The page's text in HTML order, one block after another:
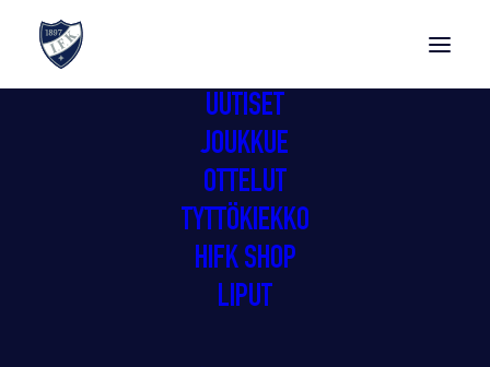
UUTISET
JOUKKUE
OTTELUT
TYTTÖKIEKKO
HIFK SHOP
LIPUT